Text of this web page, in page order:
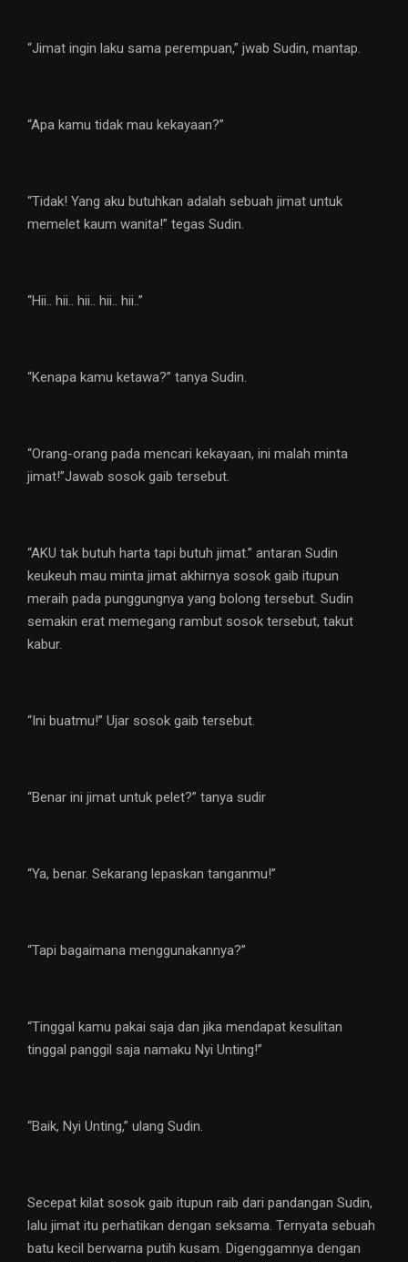
“Jimat ingin laku sama perempuan,” jwab Sudin, mantap.
“Apa kamu tidak mau kekayaan?”
“Tidak! Yang aku butuhkan adalah sebuah jimat untuk
memelet kaum wanita!” tegas Sudin.
“Hii.. hii.. hii.. hii.. hii..”
“Kenapa kamu ketawa?” tanya Sudin.
“Orang-orang pada mencari kekayaan, ini malah minta
jimat!”Jawab sosok gaib tersebut.
“AKU tak butuh harta tapi butuh jimat.” antaran Sudin
keukeuh mau minta jimat akhirnya sosok gaib itupun
meraih pada punggungnya yang bolong tersebut. Sudin
semakin erat memegang rambut sosok tersebut, takut
kabur.
“Ini buatmu!” Ujar sosok gaib tersebut.
“Benar ini jimat untuk pelet?” tanya sudir
“Ya, benar. Sekarang lepaskan tanganmu!”
“Tapi bagaimana menggunakannya?”
“Tinggal kamu pakai saja dan jika mendapat kesulitan
tinggal panggil saja namaku Nyi Unting!”
“Baik, Nyi Unting,” ulang Sudin.
Secepat kilat sosok gaib itupun raib dari pandangan Sudin,
lalu jimat itu perhatikan dengan seksama. Ternyata sebuah
batu kecil berwarna putih kusam. Digenggamnya dengan